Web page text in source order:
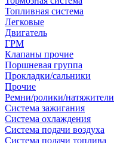
Топливная система
Легковые
Двигатель
ГРМ
Клапаны прочие
Поршневая группа
Прокладки/сальники
Прочие
Ремни/ролики/натяжители
Система зажигания
Система охлаждения
Система подачи воздуха
Система подачи топлива